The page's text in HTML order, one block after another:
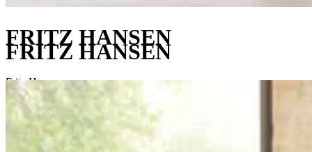
FRITZ HANSEN
Fritz Hansen — это один из самых уважаемых и известных
брендов в мире мебели, который сочетает традиции
скандинавского дизайна и современную инновационную
эстетику. Бренд, основанный Фрицем Хансеном в 1872 году в
Дании, уже на протяжении длительного времени вдохновляет
дизайнеров и покупателей по всему миру.
FRITZ HANSEN